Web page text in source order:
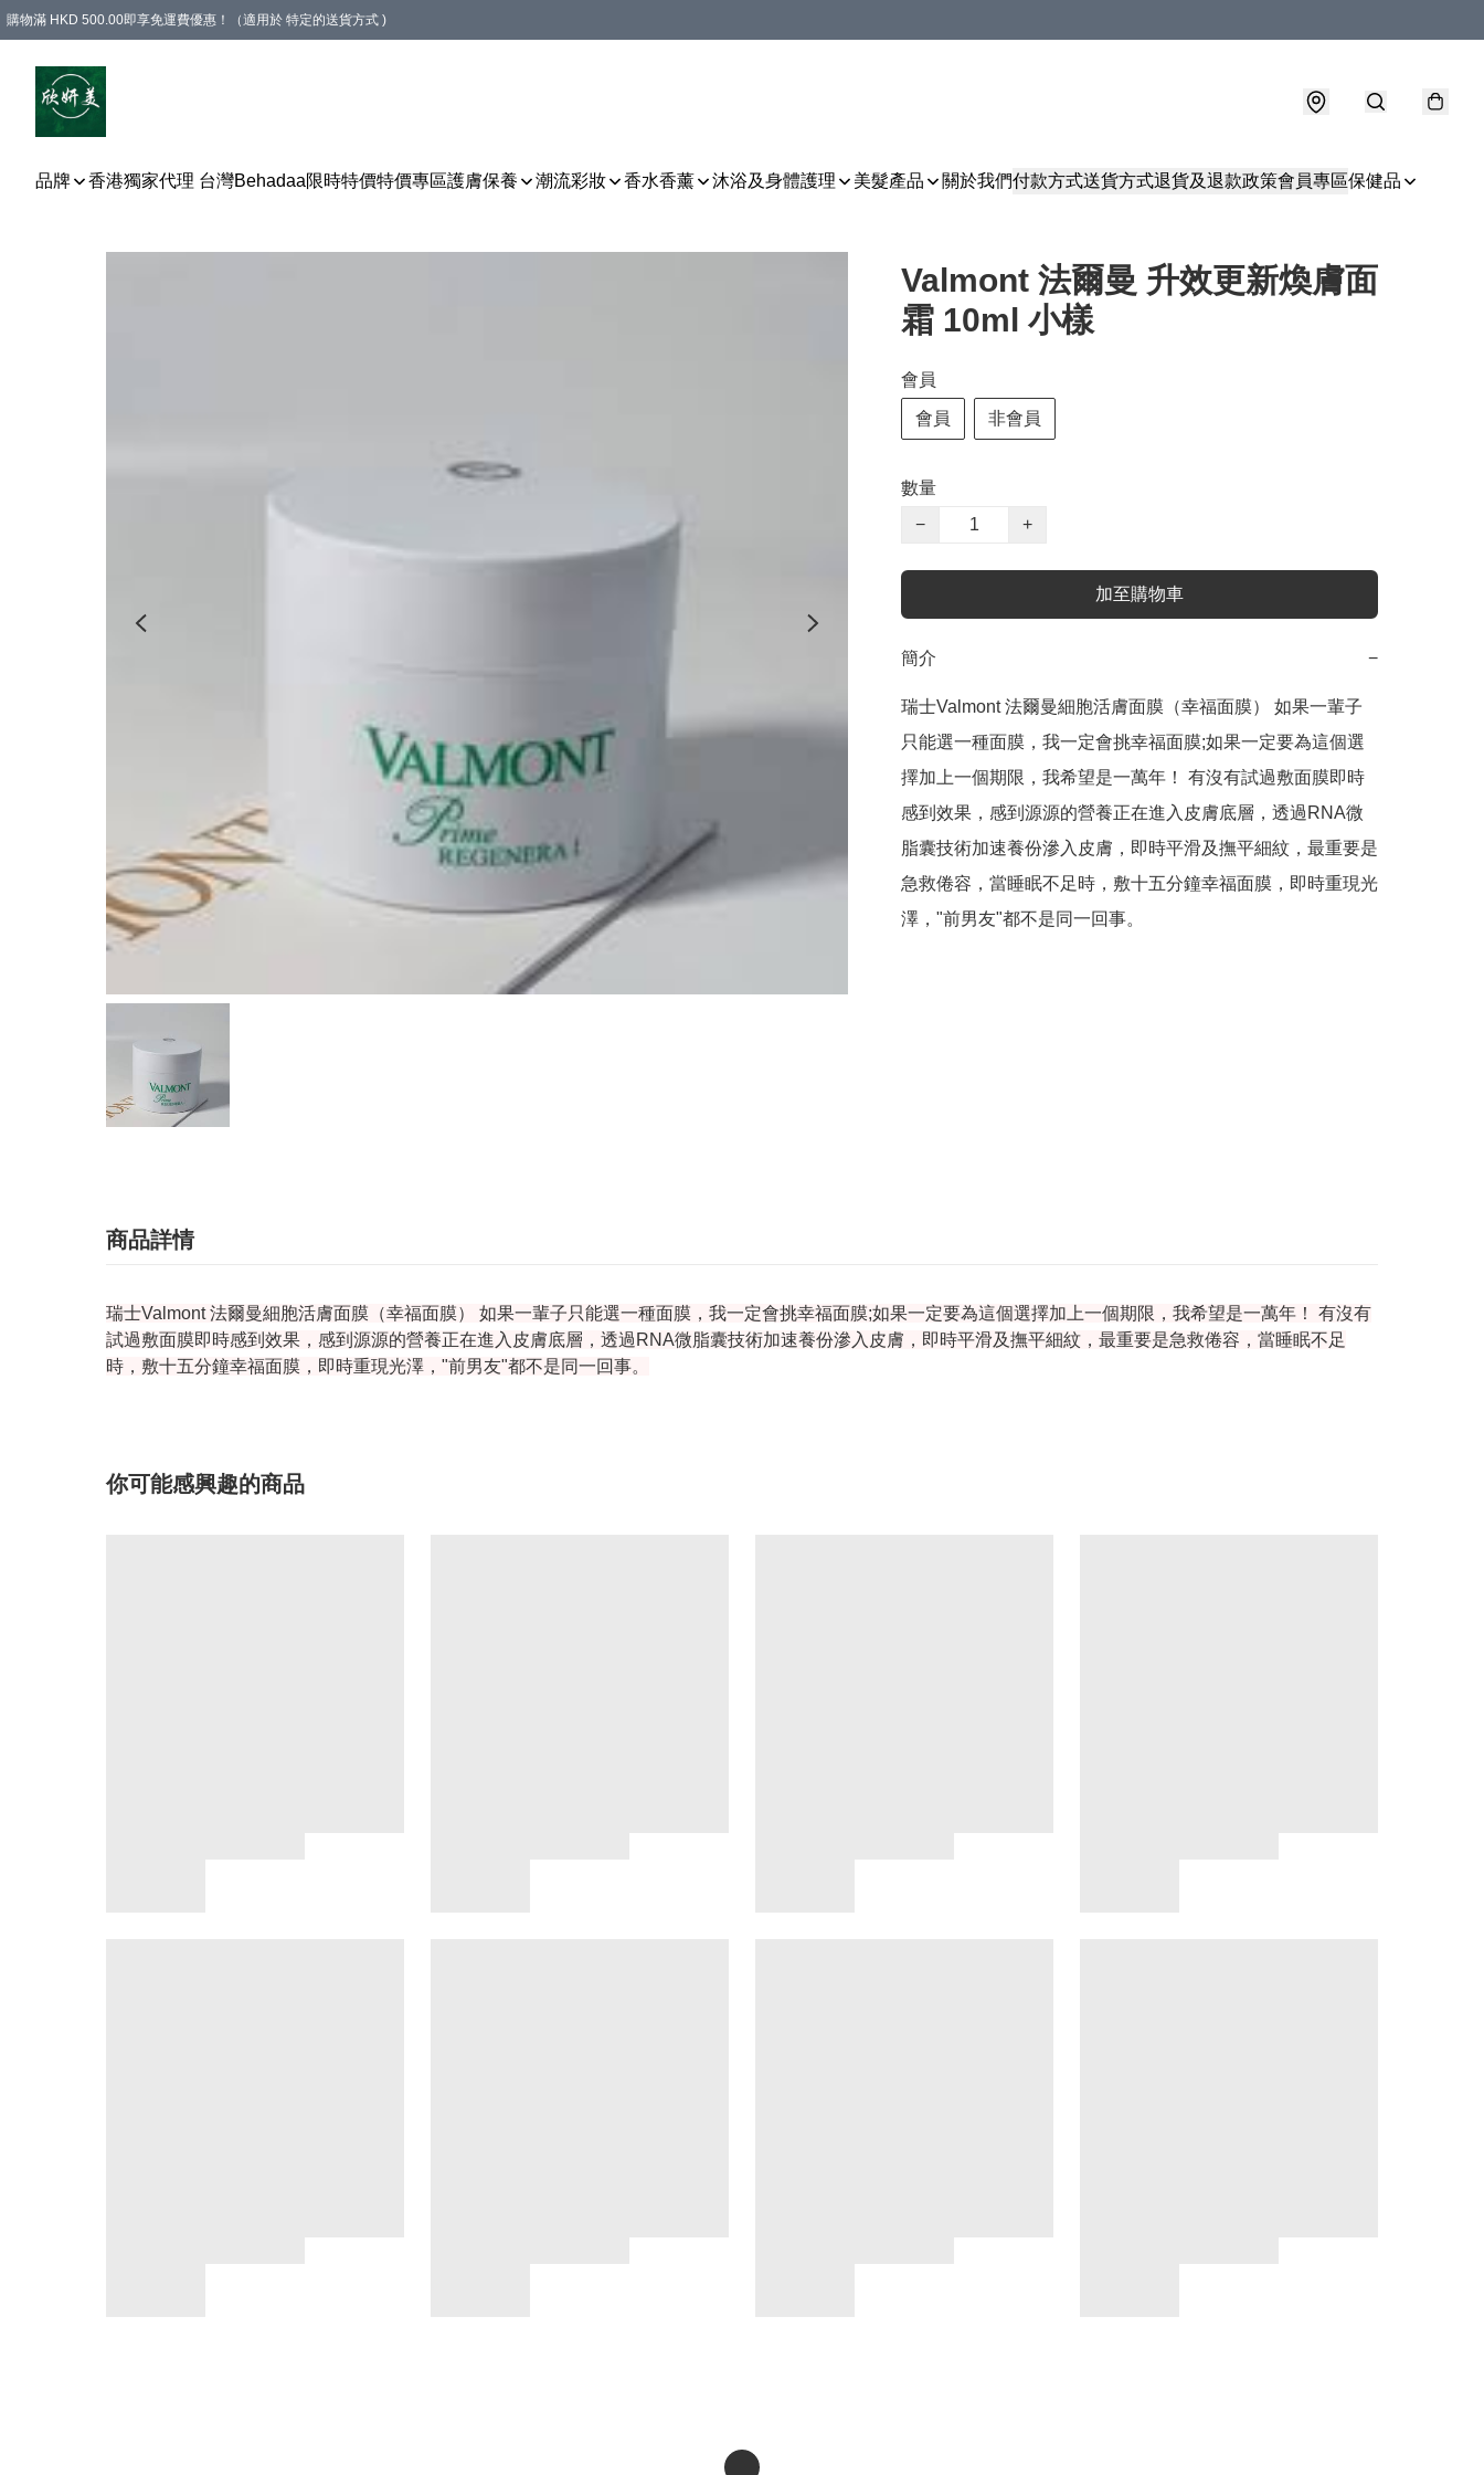
購物滿 HKD 500.00即享免運費優惠！（適用於 特定的送貨方式 )
品牌 香港獨家代理 台灣Behadaa限時特價特價專區護膚保養 潮流彩妝 香水香薰 沐浴及身體護理 美髮產品 關於我們付款方式送貨方式退貨及退款政策會員專區保健品
Valmont 法爾曼 升效更新煥膚面
霜 10ml 小樣
會員
會員 非會員
數量
−
+
加至購物車
簡介 −
瑞士Valmont 法爾曼細胞活膚面膜（幸福面膜） 如果一輩子
只能選一種面膜，我一定會挑幸福面膜;如果一定要為這個選
擇加上一個期限，我希望是一萬年！ 有沒有試過敷面膜即時
感到效果，感到源源的營養正在進入皮膚底層，透過RNA微
脂囊技術加速養份滲入皮膚，即時平滑及撫平細紋，最重要是
急救倦容，當睡眠不足時，敷十五分鐘幸福面膜，即時重現光
澤，"前男友"都不是同一回事。
商品詳情
瑞士Valmont 法爾曼細胞活膚面膜（幸福面膜） 如果一輩子只能選一種面膜，我一定會挑幸福面膜;如果一定要為這個選擇加上一個期限，我希望是一萬年！ 有沒有
試過敷面膜即時感到效果，感到源源的營養正在進入皮膚底層，透過RNA微脂囊技術加速養份滲入皮膚，即時平滑及撫平細紋，最重要是急救倦容，當睡眠不足
時，敷十五分鐘幸福面膜，即時重現光澤，"前男友"都不是同一回事。
你可能感興趣的商品